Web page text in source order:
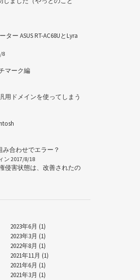
ー ASUS RT-AC68UとLyra
8
マーク編
用ドメインを使ってしまう
み合わせでエラー？
ン 2017/8/18
侵害状態は、改善されたの
2023年6月 (1)
2023年3月 (1)
2022年8月 (1)
2021年11月 (1)
2021年6月 (1)
2021年3月 (1)